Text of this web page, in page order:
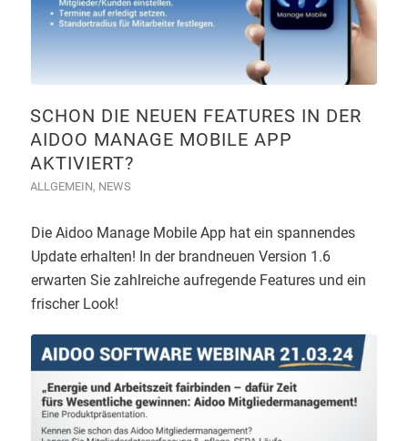
SCHON DIE NEUEN FEATURES IN DER
AIDOO MANAGE MOBILE APP
AKTIVIERT?
ALLGEMEIN, NEWS
Die Aidoo Manage Mobile App hat ein spannendes
Update erhalten! In der brandneuen Version 1.6
erwarten Sie zahlreiche aufregende Features und ein
frischer Look!